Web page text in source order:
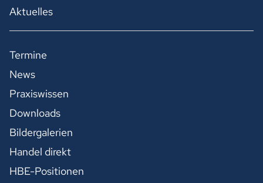
Aktuelles
Termine
News
Praxiswissen
Downloads
Bildergalerien
Handel direkt
HBE-Positionen